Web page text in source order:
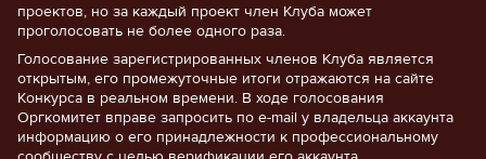
проектов, но за каждый проект член Клуба может
проголосовать не более одного раза.
Голосование зарегистрированных членов Клуба является
открытым, его промежуточные итоги отражаются на сайте
Конкурса в реальном времени. В ходе голосования
Оргкомитет вправе запросить по e-mail у владельца аккаунта
информацию о его принадлежности к профессиональному